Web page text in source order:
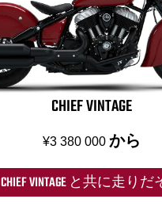
CHIEF VINTAGE
¥3 380 000 から
CHIEF VINTAGE と共に走りだ